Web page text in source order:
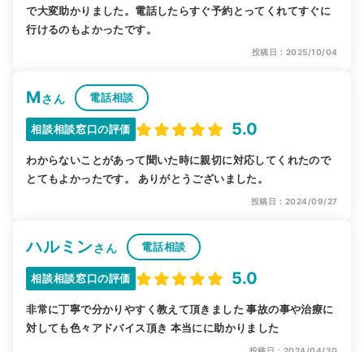
で大変助かりました。電話したらすぐ予約とってくれてすぐに
行けるのもよかったです。
投稿日：2025/10/04
Mさん 電話相談
相談相談窓口の評価 5.0
わからないことがあって聞いた時に親切に対応してくれたので
とてもよかったです。 ありがとうございました。
投稿日：2024/09/27
ハルミンさん 電話相談
相談相談窓口の評価 5.0
非常に丁寧で分かりやすく教えて頂きました 事故の事や治療に
対しても色々アドバイス頂き 本当にに助かりました